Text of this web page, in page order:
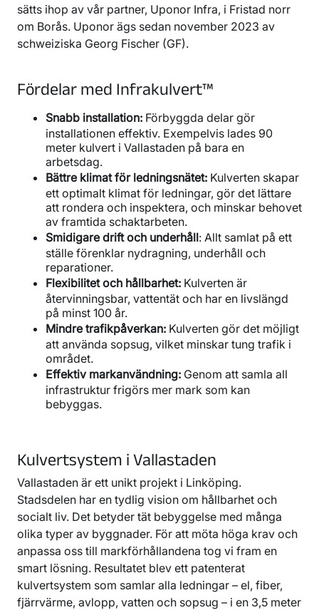
sätts ihop av vår partner, Uponor Infra, i Fristad norr
om Borås. Uponor ägs sedan november 2023 av
schweiziska Georg Fischer (GF).
Fördelar med Infrakulvert™
Snabb installation: Förbyggda delar gör
installationen effektiv. Exempelvis lades 90
meter kulvert i Vallastaden på bara en
arbetsdag.
Bättre klimat för ledningsnätet: Kulverten skapar
ett optimalt klimat för ledningar, gör det lättare
att rondera och inspektera, och minskar behovet
av framtida schaktarbeten.
Smidigare drift och underhåll: Allt samlat på ett
ställe förenklar nydragning, underhåll och
reparationer.
Flexibilitet och hållbarhet: Kulverten är
återvinningsbar, vattentät och har en livslängd
på minst 100 år.
Mindre trafikpåverkan: Kulverten gör det möjligt
att använda sopsug, vilket minskar tung trafik i
området.
Effektiv markanvändning: Genom att samla all
infrastruktur frigörs mer mark som kan
bebyggas.
Kulvertsystem i Vallastaden
Vallastaden är ett unikt projekt i Linköping.
Stadsdelen har en tydlig vision om hållbarhet och
socialt liv. Det betyder tät bebyggelse med många
olika typer av byggnader. För att möta höga krav och
anpassa oss till markförhållandena tog vi fram en
smart lösning. Resultatet blev ett patenterat
kulvertsystem som samlar alla ledningar – el, fiber,
fjärrvärme, avlopp, vatten och sopsug – i en 3,5 meter